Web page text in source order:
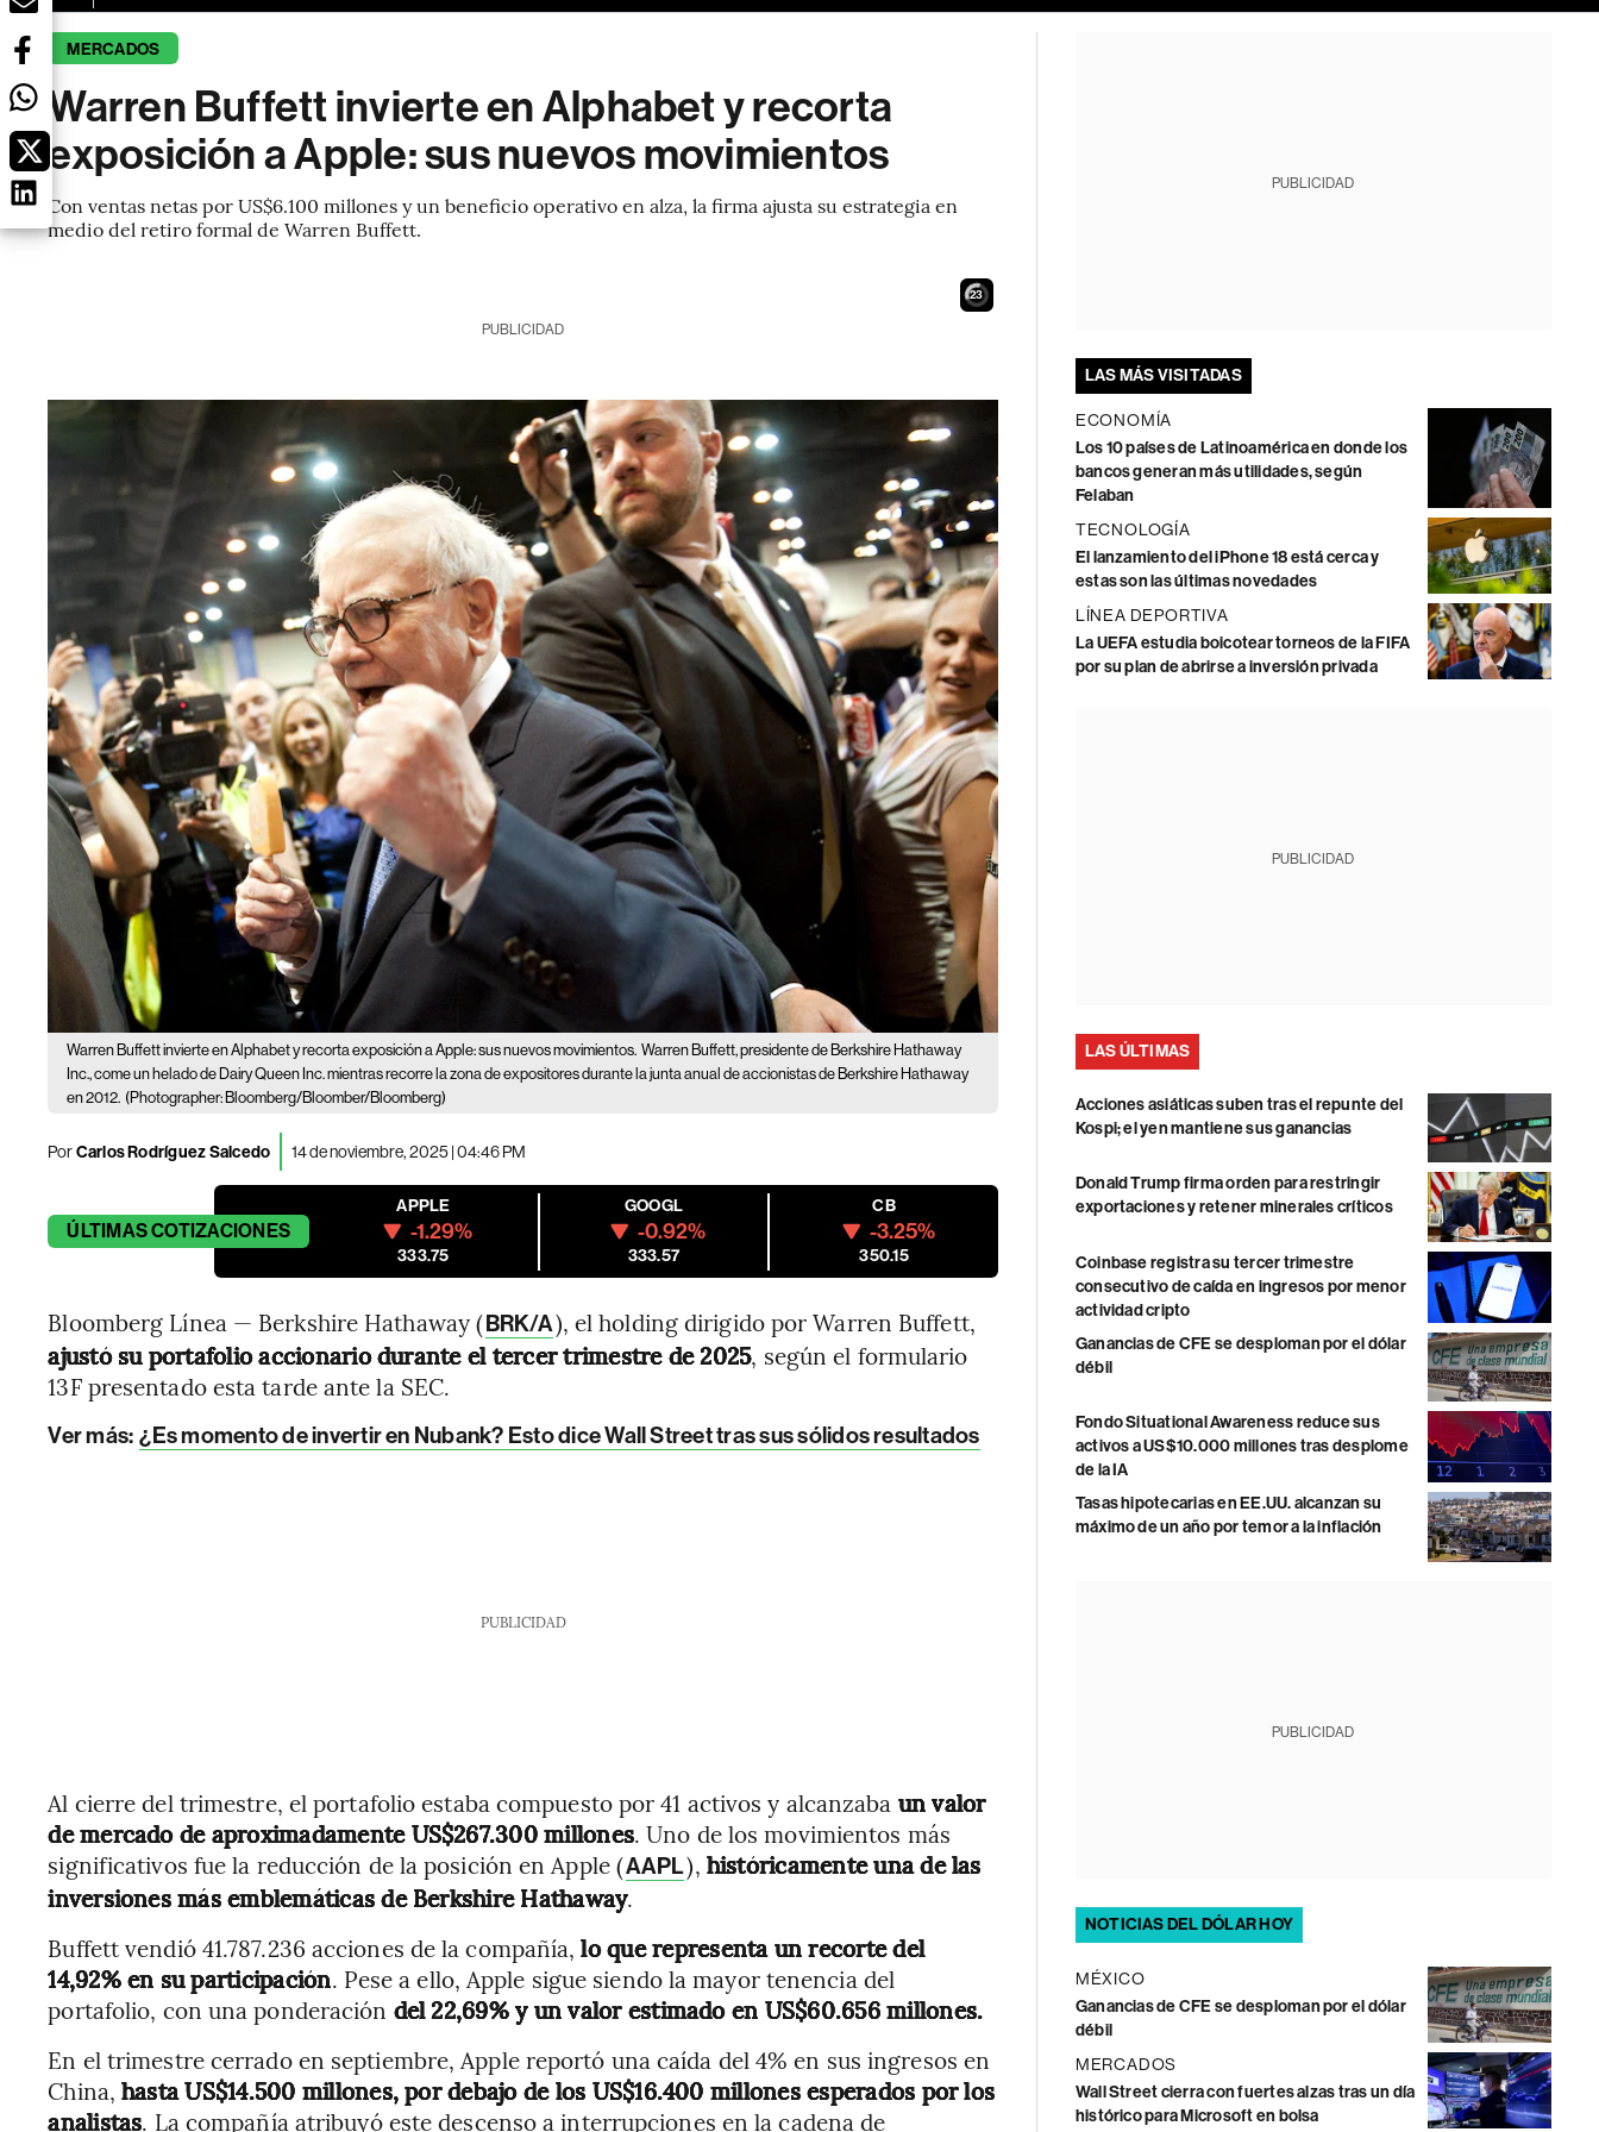
MERCADOS
Warren Buffett invierte en Alphabet y recorta
exposición a Apple: sus nuevos movimientos
Con ventas netas por US$6.100 millones y un beneficio operativo en alza, la firma ajusta su estrategia en
medio del retiro formal de Warren Buffett.
22
PUBLICIDAD
Warren Buffett invierte en Alphabet y recorta exposición a Apple: sus nuevos movimientos. Warren Buffett, presidente de Berkshire Hathaway
Inc., come un helado de Dairy Queen Inc. mientras recorre la zona de expositores durante la junta anual de accionistas de Berkshire Hathaway
en 2012. (Photographer: Bloomberg/Bloomber/Bloomberg)
PorCarlos Rodríguez Salcedo 14 de noviembre, 2025 | 04:46 PM
ÚLTIMASCOTIZACIONES
APPLE
-1.29%
333.75
GOOGL
-0.92%
333.57
CB
-3.25%
350.15
Bloomberg Línea — Berkshire Hathaway (BRK/A), el holding dirigido por Warren Buffett,
ajustó su portafolio accionario durante el tercer trimestre de 2025, según el formulario
13F presentado esta tarde ante la SEC.
Ver más: ¿Es momento de invertir en Nubank? Esto dice Wall Street tras sus sólidos resultados
PUBLICIDAD
Al cierre del trimestre, el portafolio estaba compuesto por 41 activos y alcanzaba un valor
de mercado de aproximadamente US$267.300 millones. Uno de los movimientos más
significativos fue la reducción de la posición en Apple (AAPL), históricamente una de las
inversiones más emblemáticas de Berkshire Hathaway.
Buffett vendió 41.787.236 acciones de la compañía,lo que representa un recorte del
14,92% en su participación. Pese a ello, Apple sigue siendo la mayor tenencia del
portafolio, con una ponderación del 22,69% y un valor estimado en US$60.656 millones.
En el trimestre cerrado en septiembre, Apple reportó una caída del 4% en sus ingresos en
China,hasta US$14.500 millones, por debajo de los US$16.400 millones esperados por los
analistas. La compañía atribuyó este descenso a interrupciones en la cadena de
PUBLICIDAD
LAS MÁS VISITADAS
ECONOMÍA
Los 10 países de Latinoamérica en donde los
bancos generan más utilidades, según
Felaban
TECNOLOGÍA
El lanzamiento del iPhone 18 está cerca y
estas son las últimas novedades
LÍNEA DEPORTIVA
La UEFA estudia boicotear torneos de la FIFA
por su plan de abrirse a inversión privada
PUBLICIDAD
LAS ÚLTIMAS
Acciones asiáticas suben tras el repunte del
Kospi; el yen mantiene sus ganancias
Donald Trump firma orden para restringir
exportaciones y retener minerales críticos
Coinbase registra su tercer trimestre
consecutivo de caída en ingresos por menor
actividad cripto
Ganancias de CFE se desploman por el dólar
débil
Fondo Situational Awareness reduce sus
activos a US$10.000 millones tras desplome
de la IA
Tasas hipotecarias en EE.UU. alcanzan su
máximo de un año por temor a la inflación
PUBLICIDAD
NOTICIAS DEL DÓLAR HOY
MÉXICO
Ganancias de CFE se desploman por el dólar
débil
MERCADOS
Wall Street cierra con fuertes alzas tras un día
histórico para Microsoft en bolsa